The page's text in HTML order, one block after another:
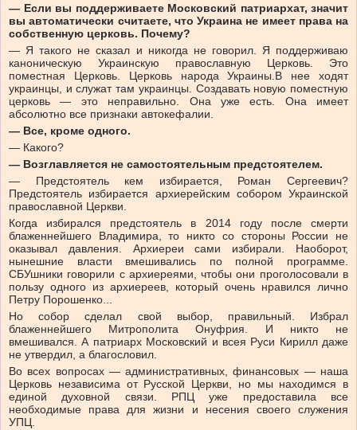
— Если вы поддерживаете Московский патриархат, значит
вы автоматически считаете, что Украина не имеет права на
собственную церковь. Почему?
— Я такого не сказал и никогда не говорил. Я поддерживаю
каноническую Украинскую православную Церковь. Это
поместная Церковь. Церковь народа Украины.В нее ходят
украинцы, и служат там украинцы. Создавать новую поместную
церковь — это неправильно. Она уже есть. Она имеет
абсолютно все признаки автокефалии.
— Все, кроме одного.
— Какого?
— Возглавляется не самостоятельным предстоятелем.
— Предстоятель кем избирается, Роман Сергеевич?
Предстоятель избирается архиерейским собором Украинской
православной Церкви.
Когда избирался предстоятель в 2014 году после смерти
блаженнейшего Владимира, то никто со стороны России не
оказывал давления. Архиереи сами избирали. Наоборот,
нынешние власти вмешивались по полной программе.
СБУшники говорили с архиереями, чтобы они проголосовали в
пользу одного из архиереев, который очень нравился лично
Петру Порошенко...
Но собор сделал свой выбор, правильный. Избрал
блаженнейшего Митрополита Онуфрия. И никто не
вмешивался. А патриарх Московский и всея Руси Кирилл даже
не утвердил, а благословил.
Во всех вопросах — административных, финансовых — наша
Церковь независима от Русской Церкви, но мы находимся в
единой духовной связи. РПЦ уже предоставила все
необходимые права для жизни и несения своего служения
УПЦ.